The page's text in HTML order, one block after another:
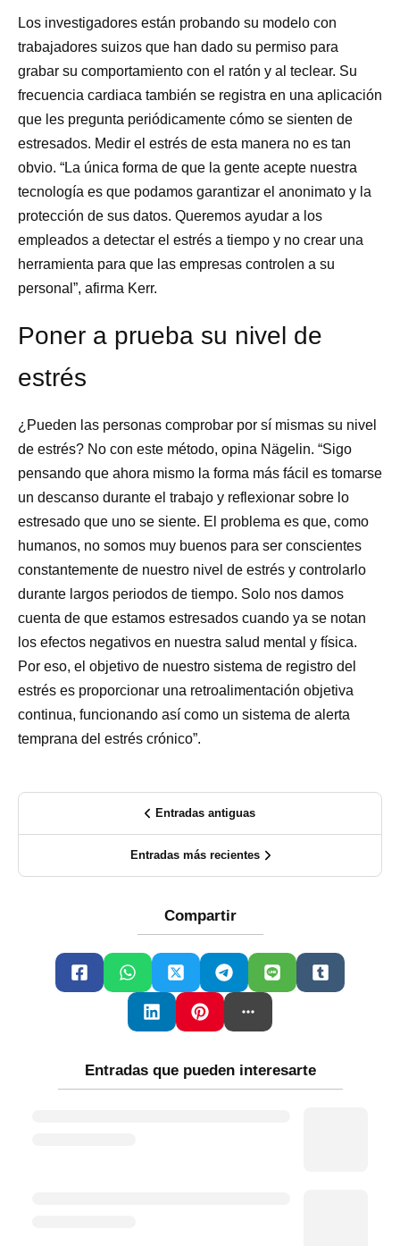
Los investigadores están probando su modelo con
trabajadores suizos que han dado su permiso para
grabar su comportamiento con el ratón y al teclear. Su
frecuencia cardiaca también se registra en una aplicación
que les pregunta periódicamente cómo se sienten de
estresados. Medir el estrés de esta manera no es tan
obvio. “La única forma de que la gente acepte nuestra
tecnología es que podamos garantizar el anonimato y la
protección de sus datos. Queremos ayudar a los
empleados a detectar el estrés a tiempo y no crear una
herramienta para que las empresas controlen a su
personal”, afirma Kerr.
Poner a prueba su nivel de
estrés
¿Pueden las personas comprobar por sí mismas su nivel
de estrés? No con este método, opina Nägelin. “Sigo
pensando que ahora mismo la forma más fácil es tomarse
un descanso durante el trabajo y reflexionar sobre lo
estresado que uno se siente. El problema es que, como
humanos, no somos muy buenos para ser conscientes
constantemente de nuestro nivel de estrés y controlarlo
durante largos periodos de tiempo. Solo nos damos
cuenta de que estamos estresados cuando ya se notan
los efectos negativos en nuestra salud mental y física.
Por eso, el objetivo de nuestro sistema de registro del
estrés es proporcionar una retroalimentación objetiva
continua, funcionando así como un sistema de alerta
temprana del estrés crónico”.
Entradas antiguas
Entradas más recientes
Compartir
Entradas que pueden interesarte